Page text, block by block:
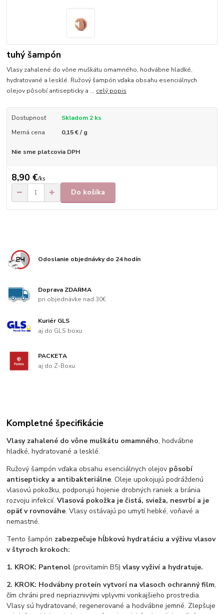
tuhý šampón
Vlasy zahalené do vône muškátu omamného, hodvábne hladké,
hydratované a lesklé. Ružový šampón vďaka obsahu esenciálnych
olejov pôsobí antisepticky a ... celý popis
Dostupnosť
Skladom 2 ks
Merná cena
0,15 € / g
Nie sme platcovia DPH
8,90 €/ks
Do košíka
Odoslanie objednávky do 24 hodín
Doprava ZDARMA
pri objednávke nad 30€
Kuriér GLS
aj do GLS boxu
PACKETA
aj do Z-Boxu
Kompletné špecifikácie
Vlasy zahalené do vône muškátu omamného, hodvábne
hladké, hydratované a lesklé.
Ružový šampón vďaka obsahu esenciálnych olejov pôsobí
antisepticky a antibakteriálne. Oleje upokojujú podráždenú
vlasovú pokožku, podporujú hojenie drobných raniek a bránia
rozvoju infekcií.Vlasová pokožka je čistá, svieža, nesvrbí a je
opäť v rovnováhe. Vlasy ostávajú po umytí hebké, voňavé a
nemastné.
Tento šampón zabezpečuje hĺbkovú hydratáciu a výživu vlasov
v štyroch krokoch:
1. KROK: Pantenol (provitamín B5)vlasy vyživí a hydratuje.
2. KROK: Hodvábny proteín vytvorí na vlasoch ochranný film,
čím chráni pred nepriaznivými vplyvmi vonkajšieho prostredia.
Vlasy sú hydratované, regenerované a hodvábne jemné. Zlepšuje